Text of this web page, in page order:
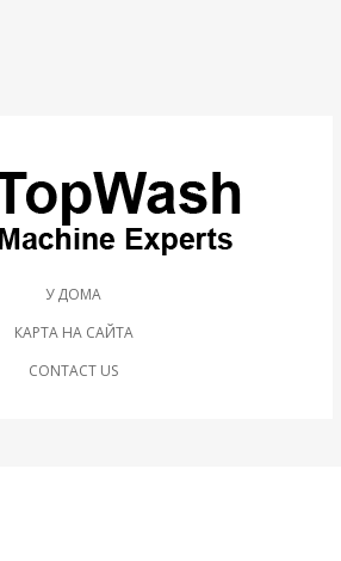
У ДОМА
КАРТА НА САЙТА
CONTACT US